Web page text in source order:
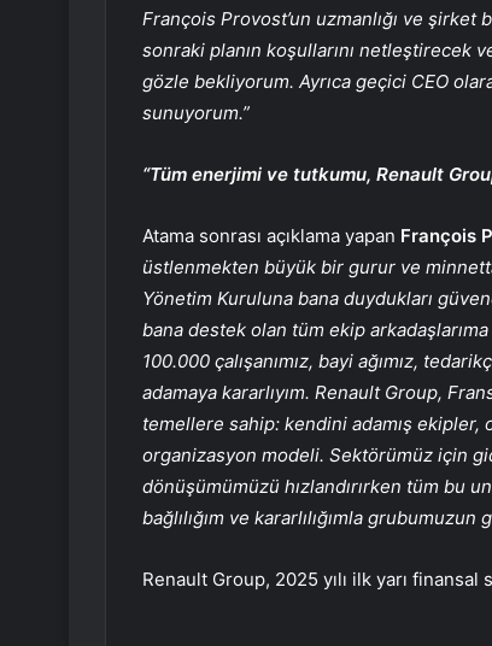
François Provost’un uzmanlığı ve şirket
sonraki planın koşullarını netleştirecek
gözle bekliyorum. Ayrıca geçici CEO
sunuyorum.”
“Tüm enerjimi ve tutkumu, Renault
Atama sonrası açıklama yapan François
üstlenmekten büyük bir gurur ve
Yönetim Kuruluna bana duydukları
bana destek olan tüm ekip
100.000 çalışanımız, bayi ağımız,
adamaya kararlıyım. Renault Group,
temellere sahip: kendini adamış
organizasyon modeli. Sektörümüz için
dönüşümümüzü hızlandırırken tüm bu
bağlılığım ve kararlılığımla
Renault Group, 2025 yılı ilk yarı finansal